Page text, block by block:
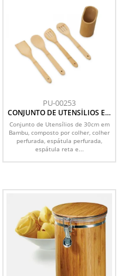
PU-00253
CONJUNTO DE UTENSÍLIOS EM
BAMBU - 5 PÇS
Conjunto de Utensílios de 30cm em
Bambu, composto por colher, colher
perfurada, espátula perfurada,
espátula reta e...